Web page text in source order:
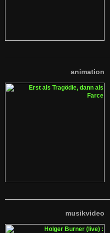
animation
musikvideo